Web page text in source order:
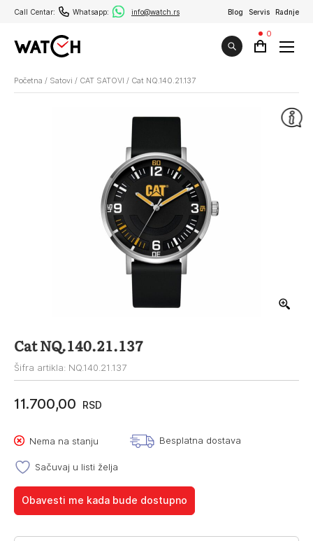
Call Centar: Whatsapp: info@watch.rs Blog Servis Radnje
0
Početna / Satovi / CAT SATOVI / Cat NQ.140.21.137
Cat NQ.140.21.137
Šifra artikla: NQ.140.21.137
11.700,00 RSD
Nema na stanju Besplatna dostava
Sačuvaj u listi želja
Obavesti me kada bude dostupno